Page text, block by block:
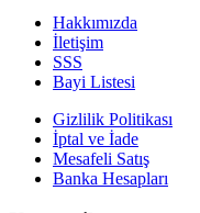
Hakkımızda
İletişim
SSS
Bayi Listesi
Gizlilik Politikası
İptal ve İade
Mesafeli Satış
Banka Hesapları